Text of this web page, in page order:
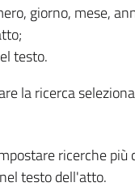
giorno, mese,
testo.
la ricerca
ricerche
testo dell'atto.